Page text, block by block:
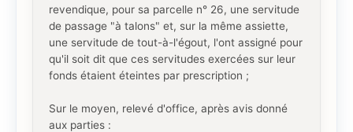
revendique, pour sa parcelle n° 26, une servitude
de passage "à talons" et, sur la même assiette,
une servitude de tout-à-l'égout, l'ont assigné pour
qu'il soit dit que ces servitudes exercées sur leur
fonds étaient éteintes par prescription ;
Sur le moyen, relevé d'office, après avis donné
aux parties :